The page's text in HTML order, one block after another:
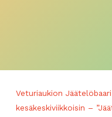
Veturiaukion
kesäkeskiviikkoisin –